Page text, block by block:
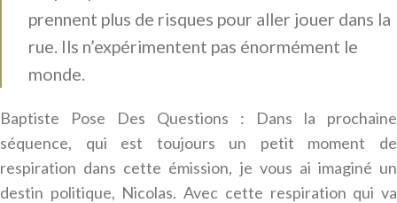
prennent plus de risques pour aller jouer dans la
rue. Ils n’expérimentent pas énormément le
monde.
Baptiste Pose Des Questions : Dans la prochaine
séquence, qui est toujours un petit moment de
respiration dans cette émission, je vous ai imaginé un
destin politique, Nicolas. Avec cette respiration qui va